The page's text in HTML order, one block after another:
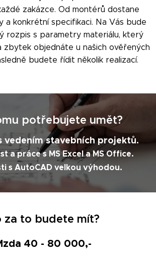
zakázce. Od montérů dostane
a konkrétní specifikaci. Na Vás bude
rozpis s parametry materiálu, který
zbytek objednáte u našich ověřených
budete řídit několik realizací.
potřebujete umět?
vedením stavebních projektů.
a práce s MS Excel a MS Office.
s AutoCAD velkou výhodou.
za to budete mít?
40 - 80 000,-